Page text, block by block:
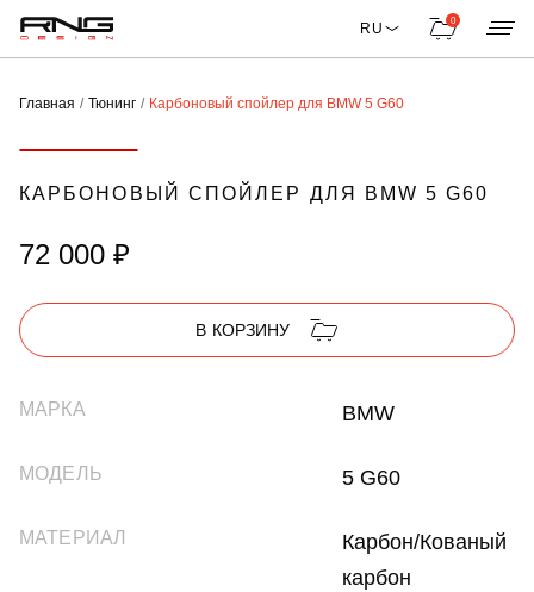
RU 0
Главная Тюнинг Карбоновый спойлер для BMW 5 G60
КАРБОНОВЫЙ СПОЙЛЕР ДЛЯ BMW 5 G60
72 000 ₽
В КОРЗИНУ
МАРКА BMW
МОДЕЛЬ 5 G60
МАТЕРИАЛ
Карбон/Кованый
карбон